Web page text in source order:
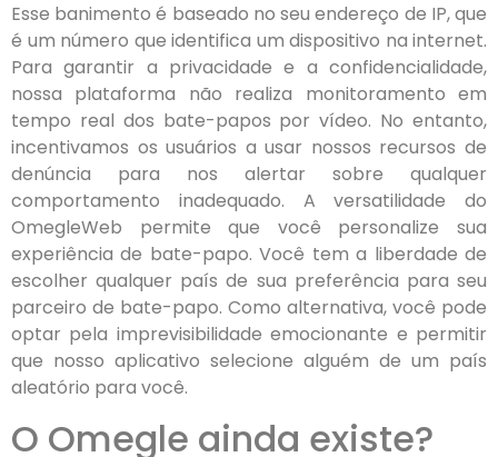
Esse banimento é baseado no seu endereço de IP, que
é um número que identifica um dispositivo na internet.
Para garantir a privacidade e a confidencialidade,
nossa plataforma não realiza monitoramento em
tempo real dos bate-papos por vídeo. No entanto,
incentivamos os usuários a usar nossos recursos de
denúncia para nos alertar sobre qualquer
comportamento inadequado. A versatilidade do
OmegleWeb permite que você personalize sua
experiência de bate-papo. Você tem a liberdade de
escolher qualquer país de sua preferência para seu
parceiro de bate-papo. Como alternativa, você pode
optar pela imprevisibilidade emocionante e permitir
que nosso aplicativo selecione alguém de um país
aleatório para você.
O Omegle ainda existe?